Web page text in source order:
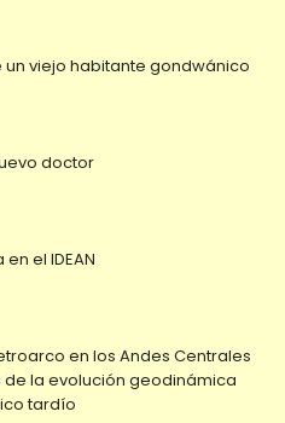
un viejo habitante gondwánico
doctor
el IDEAN
en los Andes Centrales
de la evolución geodinámica
tardío